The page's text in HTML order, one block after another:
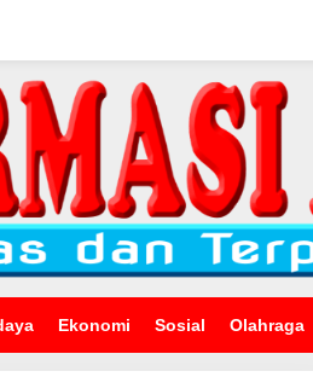
Ekonomi Sosial Olahraga